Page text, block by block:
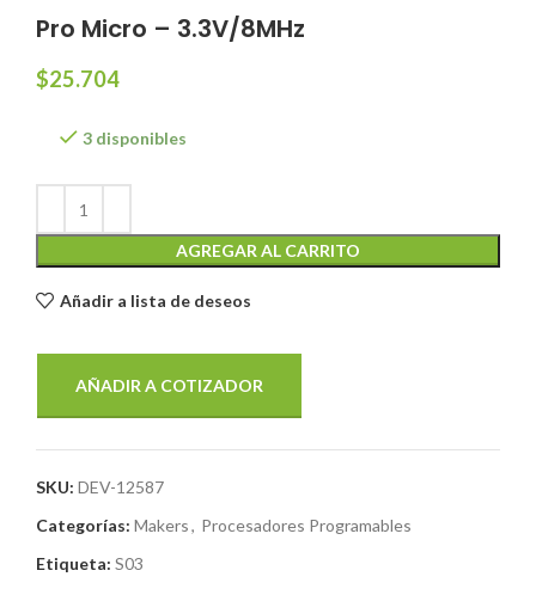
Pro Micro – 3.3V/8MHz
$25.704
3 disponibles
AGREGAR AL CARRITO
Añadir a lista de deseos
AÑADIR A COTIZADOR
SKU: DEV-12587
Categorías: Makers, Procesadores Programables
Etiqueta: S03